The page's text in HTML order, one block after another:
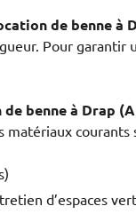
de benne à
Pour garantir
benne à Drap
matériaux courants
d’espaces